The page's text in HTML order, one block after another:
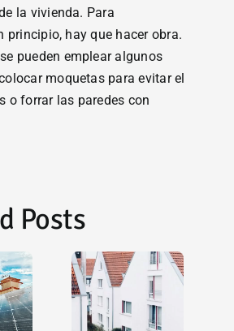
la vivienda. Para
principio, hay que hacer obra.
pueden emplear algunos
moquetas para evitar el
o forrar las paredes con
Posts